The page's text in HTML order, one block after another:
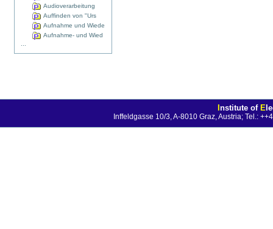
Audioverarbeitung
Auffinden von "Urs
Aufnahme und Wiede
Aufnahme- und Wied
Institute of E
Inffeldgasse 10/3, A-8010 Graz, Austria; Tel.: